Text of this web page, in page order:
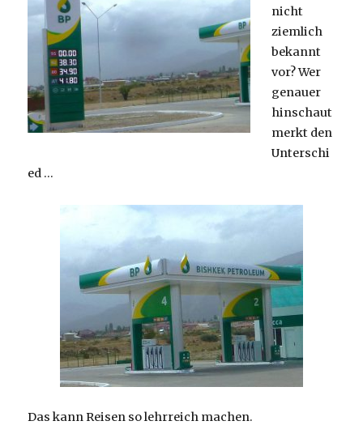
nicht
ziemlich
bekannt
vor? Wer
genauer
hinschaut
merkt den
Unterschi
ed …
Das kann Reisen so lehrreich machen.